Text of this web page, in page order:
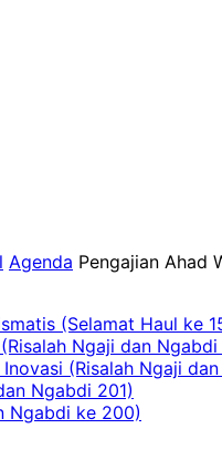
Agenda Pengajian Ahad
(Selamat Haul ke
Ngaji dan
(Risalah Ngaji
Ngabdi 201)
Ngabdi ke 200)